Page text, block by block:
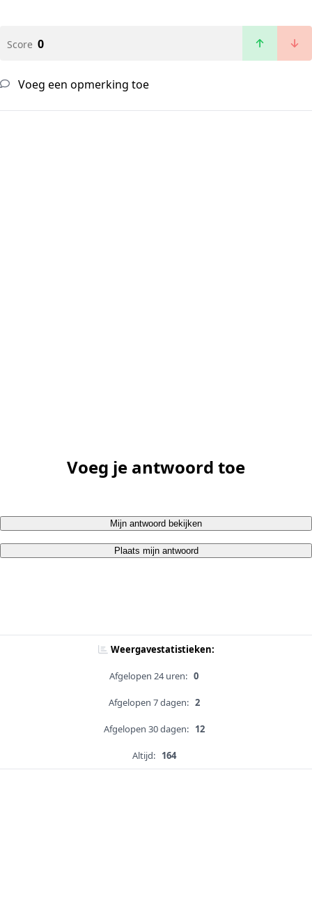
Score 0
Voeg een opmerking toe
Voeg je antwoord toe
Mijn antwoord bekijken
Plaats mijn antwoord
Weergavestatistieken:
Afgelopen 24 uren: 0
Afgelopen 7 dagen: 2
Afgelopen 30 dagen: 12
Altijd: 164